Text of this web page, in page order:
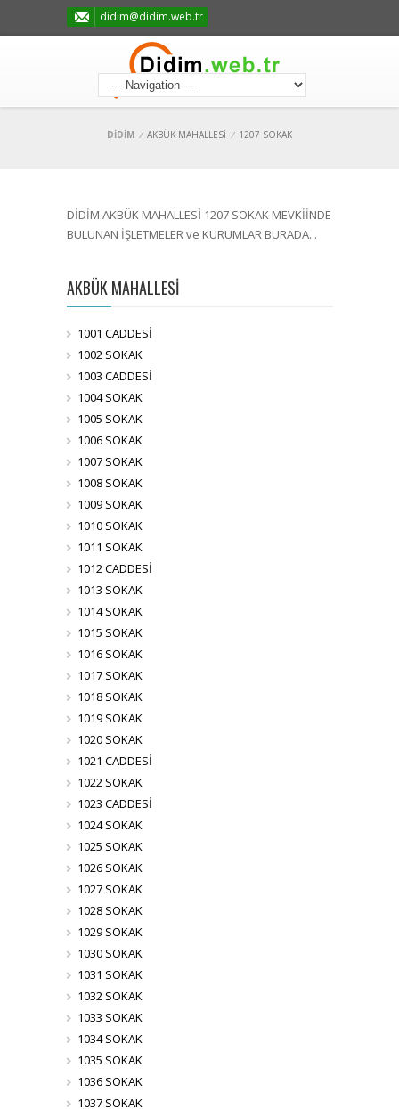
didim@didim.web.tr
DİDİM / AKBÜK MAHALLESİ / 1207 SOKAK
DİDİM AKBÜK MAHALLESİ 1207 SOKAK MEVKİİNDE
BULUNAN İŞLETMELER ve KURUMLAR BURADA...
AKBÜK MAHALLESİ
1001 CADDESİ
1002 SOKAK
1003 CADDESİ
1004 SOKAK
1005 SOKAK
1006 SOKAK
1007 SOKAK
1008 SOKAK
1009 SOKAK
1010 SOKAK
1011 SOKAK
1012 CADDESİ
1013 SOKAK
1014 SOKAK
1015 SOKAK
1016 SOKAK
1017 SOKAK
1018 SOKAK
1019 SOKAK
1020 SOKAK
1021 CADDESİ
1022 SOKAK
1023 CADDESİ
1024 SOKAK
1025 SOKAK
1026 SOKAK
1027 SOKAK
1028 SOKAK
1029 SOKAK
1030 SOKAK
1031 SOKAK
1032 SOKAK
1033 SOKAK
1034 SOKAK
1035 SOKAK
1036 SOKAK
1037 SOKAK